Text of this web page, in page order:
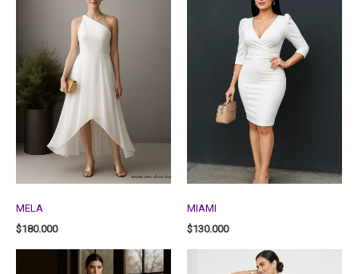
MELA
$180.000
MIAMI
$130.000